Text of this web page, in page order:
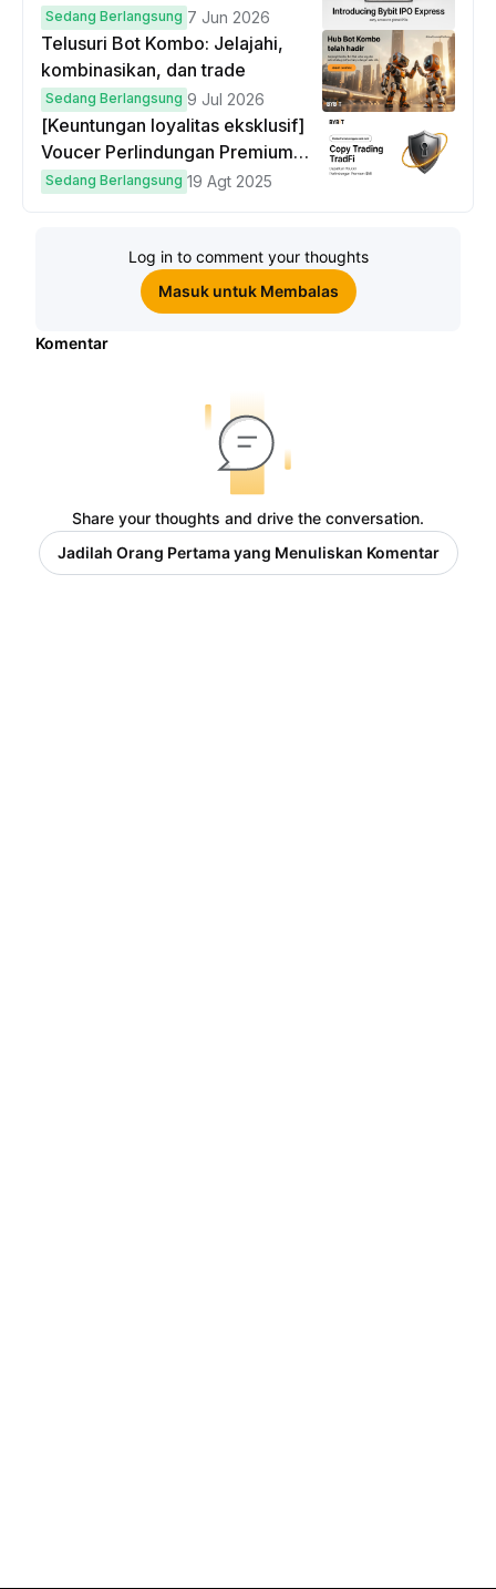
IPO Global!
Sedang Berlangsung 7 Jun 2026
Telusuri Bot Kombo: Jelajahi,
kombinasikan, dan trade
Sedang Berlangsung 9 Jul 2026
[Keuntungan loyalitas eksklusif]
Voucer Perlindungan Premium
hingga $50
Sedang Berlangsung 19 Agt 2025
Log in to comment your thoughts
Masuk untuk Membalas
Komentar
Share your thoughts and drive the conversation.
Jadilah Orang Pertama yang Menuliskan Komentar